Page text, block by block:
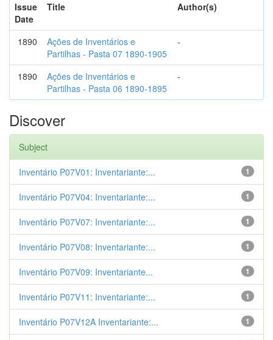
Issue
Date
Title Author(s)
1890
Ações de Inventários e
Partilhas - Pasta 07 1890-1905
-
1890
Ações de Inventários e
Partilhas - Pasta 06 1890-1895
-
Discover
Subject
1
Inventário P07V01: Inventariante:...
1
Inventário P07V04: Inventariante:...
1
Inventário P07V07: Inventariante:...
1
Inventário P07V08: Inventariante:...
1
Inventário P07V09: Inventariante...
1
Inventário P07V11: Inventariante:...
1
Inventário P07V12A Inventariante:...